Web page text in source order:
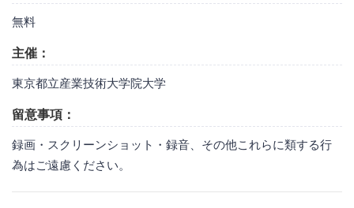
無料
主催：
東京都立産業技術大学院大学
留意事項：
録画・スクリーンショット・録音、その他これらに類する行
為はご遠慮ください。